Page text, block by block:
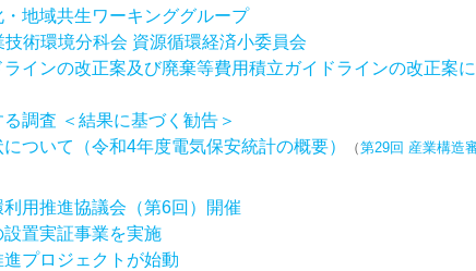
地域共生ワーキンググループ
術環境分科会 資源循環経済小委員会
インの改正案及び廃棄等費用積立ガイドラインの改正案
調査 ＜結果に基づく勧告＞
ついて（令和4年度電気保安統計の概要） （第29回 産業構造
用推進協議会（第6回）開催
置実証事業を実施
プロジェクトが始動